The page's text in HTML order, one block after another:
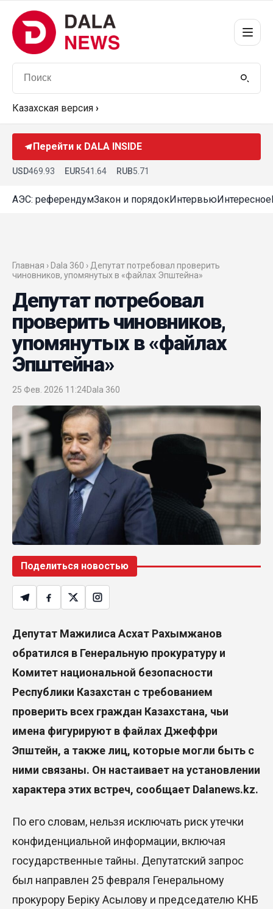
Казахская версия ›
Перейти к DALA INSIDE
USD469.93 EUR541.64 RUB5.71
АЭС: референдумЗакон и порядокИнтервьюИнтересное
Главная › Dala 360 › Депутат потребовал проверить
чиновников, упомянутых в «файлах Эпштейна»
Депутат потребовал
проверить чиновников,
упомянутых в «файлах
Эпштейна»
25 Фев. 2026 11:24Dala 360
Поделиться новостью
Депутат Мажилиса Асхат Рахымжанов
обратился в Генеральную прокуратуру и
Комитет национальной безопасности
Республики Казахстан с требованием
проверить всех граждан Казахстана, чьи
имена фигурируют в файлах Джеффри
Эпштейн, а также лиц, которые могли быть с
ними связаны. Он настаивает на установлении
характера этих встреч, сообщает Dalanews.kz.
По его словам, нельзя исключать риск утечки
конфиденциальной информации, включая
государственные тайны. Депутатский запрос
был направлен 25 февраля Генеральному
прокурору Беріку Асылову и председателю КНБ